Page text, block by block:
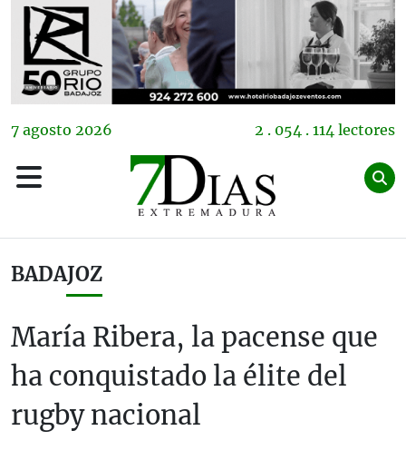
7 agosto 2026 2 . 054 . 114 lectores
BADAJOZ
María Ribera, la pacense que
ha conquistado la élite del
rugby nacional